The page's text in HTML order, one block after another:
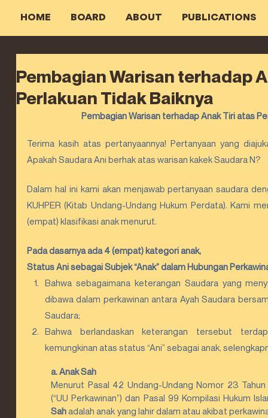
HOME BOARD ABOUT PUBLICATIONS
Pembagian Warisan terhadap
Perlakuan Tidak Baiknya
Pembagian Warisan terhadap Anak Tiri atas
Terima kasih atas pertanyaannya! Pertanyaan yang
Apakah Saudara Ani berhak atas warisan kakek Saudara N?
Dalam hal ini kami akan menjawab pertanyaan saudara
KUHPER (Kitab Undang-Undang Hukum Perdata). Kami
(empat) klasifikasi anak menurut.
Pada dasarnya ada 4 (empat) kategori anak,
Status Ani sebagai Subjek “Anak” dalam Hubungan
Bahwa sebagaimana keterangan Saudara yang
dibawa dalam perkawinan antara Ayah Saudara
Saudara;
Bahwa berlandaskan keterangan tersebut
kemungkinan atas status “Ani” sebagai anak,
a. Anak Sah
Menurut Pasal 42 Undang-Undang Nomor 23
(“UU Perkawinan”) dan Pasal 99 Kompilasi Hukum
Sah adalah anak yang lahir dalam atau akibat